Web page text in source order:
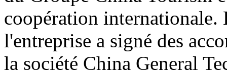
coopération internationale.
l'entreprise a signé des
la société China General